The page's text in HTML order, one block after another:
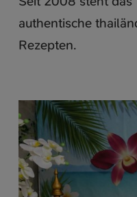
authentische
Rezepten.